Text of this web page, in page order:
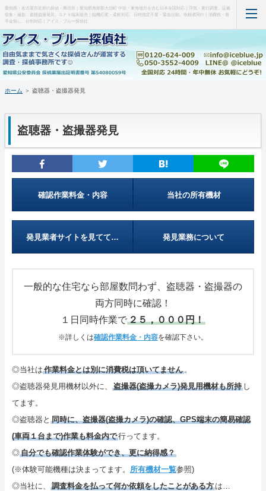
愛知県・名古屋市近郊の探偵・興信所｜愛知県海部郡大治町 中部・東海地方を含む日本全国対応｜浮気・素行調査、証拠
収集・撮影、盗聴盗撮発見、ＧＰＳ端末販売｜臨機応変・柔軟対応、日時指定不要・緊急出動、依頼者同行｜消費税・着
手金無し、分割対応｜アイス・ブルー探偵社
ホーム
当事務所について（はじめに・事務所概要）
特徴など(違い・緊急出動・暗所カメラ)
盗聴器・盗撮器発見(料金・機材など)
ＧＰＳ端末の紹介・販売
お問い合わせ・調査の流れ
特定商取引表記・プライバシーポリシー
ご連絡(電話,メール,ブログ,SNS)
カテゴリーメニュー
サイトマップ
ホーム ＞ 盗聴器・盗撮器発見
盗聴器・盗撮器発見
確認作業料金・内容 当社の所有機材
発見業者サイトを見てて… 発見業務について
一般的な住宅なら部屋数問わず、盗聴器・盗撮器の
両方同時に確認！
１日同時作業で２５，０００円！
※詳しくは確認作業料金・内容を確認下さい。
◎当社は 作業料金とは別に消費税は頂いてません 。
◎盗聴器発見用機材以外に、
盗撮器(盗撮カメラ)発見用機材も所持 し
てます。
◎盗聴器と 同時に、盗撮器(盗撮カメラ)の確認、GPS端末の簡易確認
(車両１台まで)作業も料金内で行ってます。
◎自分でも確認作業体験ができ、更に納得感？
(※体験可能機種は決まってます。 所有機材一覧参照)
◎当社に、
調査料金を払って何か依頼をしたことがある方 は…